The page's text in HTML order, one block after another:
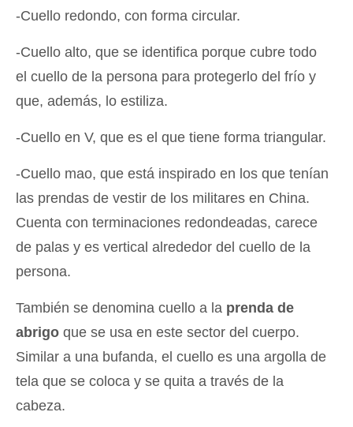
-Cuello redondo, con forma circular.
-Cuello alto, que se identifica porque cubre todo
el cuello de la persona para protegerlo del frío y
que, además, lo estiliza.
-Cuello en V, que es el que tiene forma triangular.
-Cuello mao, que está inspirado en los que tenían
las prendas de vestir de los militares en China.
Cuenta con terminaciones redondeadas, carece
de palas y es vertical alrededor del cuello de la
persona.
También se denomina cuello a la prenda de
abrigo que se usa en este sector del cuerpo.
Similar a una bufanda, el cuello es una argolla de
tela que se coloca y se quita a través de la
cabeza.